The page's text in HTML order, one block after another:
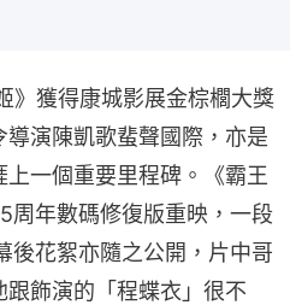
》獲得康城影展金棕櫚大獎
演陳凱歌蜚聲國際，亦是
上一個重要里程碑。《霸王
周年數碼修復版重映，一段
後花絮亦隨之公開，片中哥
飾演的「程蝶衣」很不